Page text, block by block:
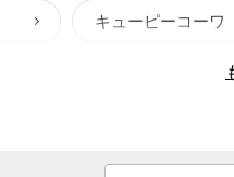
キューピーコーワ